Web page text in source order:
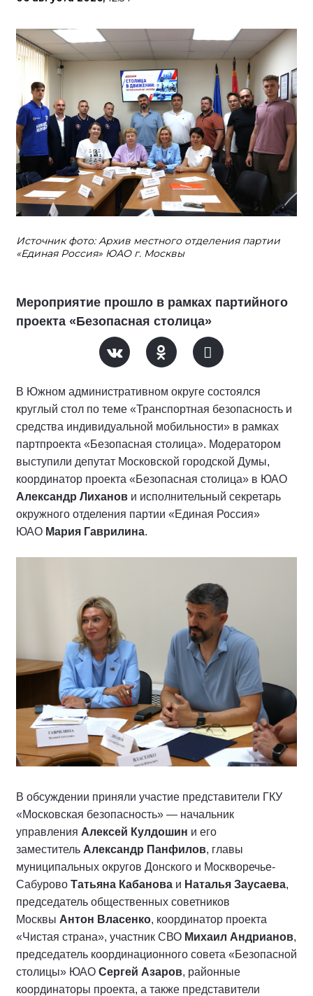
Источник фото: Архив местного отделения партии
«Единая Россия» ЮАО г. Москвы
Мероприятие прошло в рамках партийного
проекта «Безопасная столица»
В Южном административном округе состоялся
круглый стол по теме «Транспортная безопасность и
средства индивидуальной мобильности» в рамках
партпроекта «Безопасная столица». Модератором
выступили депутат Московской городской Думы,
координатор проекта «Безопасная столица» в ЮАО
Александр Лиханов и исполнительный секретарь
окружного отделения партии «Единая Россия»
ЮАО Мария Гаврилина.
В обсуждении приняли участие представители ГКУ
«Московская безопасность» — начальник
управления Алексей Кулдошин и его
заместитель Александр Панфилов, главы
муниципальных округов Донского и Москворечье-
Сабурово Татьяна Кабанова и Наталья Заусаева,
председатель общественных советников
Москвы Антон Власенко, координатор проекта
«Чистая страна», участник СВО Михаил Андрианов,
председатель координационного совета «Безопасной
столицы» ЮАО Сергей Азаров, районные
координаторы проекта, а также представители